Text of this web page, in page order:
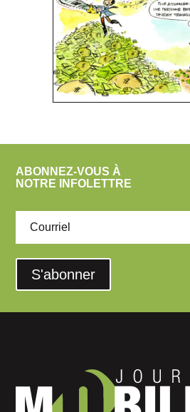
ABONNEZ-VOUS À
NOTRE INFOLETTRE
S'abonner